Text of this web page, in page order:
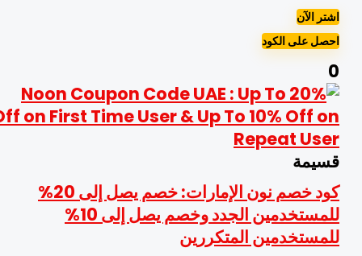
الآن
على الكود
كود خصم نون الإمارات: خصم يصل إلى 20%
للمستخدمين الجدد وخصم يصل إلى 10%
المتكررين